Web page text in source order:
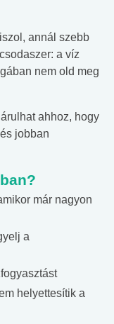
annál szebb
a víz
nem old meg
ahhoz, hogy
jobban
már nagyon
a
helyettesítik a